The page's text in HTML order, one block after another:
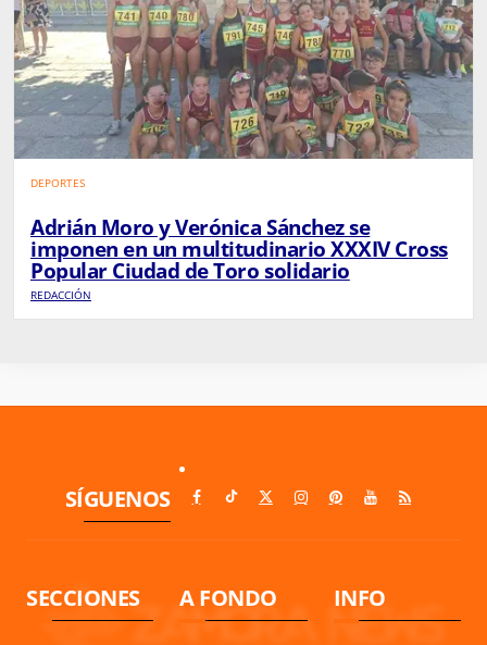
DEPORTES
Adrián Moro y Verónica Sánchez se
imponen en un multitudinario XXXIV Cross
Popular Ciudad de Toro solidario
REDACCIÓN
SÍGUENOS
SECCIONES A FONDO INFO